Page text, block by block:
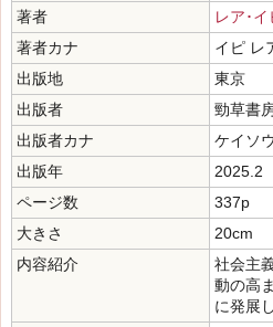
著者
レア･イ
著者カナ
イピ レ
出版地
東京
出版者
勁草書
出版者カナ
ケイソ
出版年
2025.2
ページ数
337p
大きさ
20cm
内容紹介
社会主
動の高
に発展